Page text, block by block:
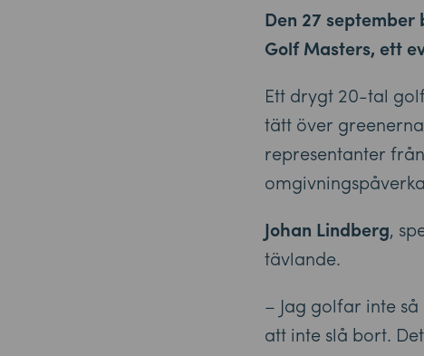
Den 27
Golf Masters, ett
Ett drygt 20-tal
tätt över
representanter
Johan Lindberg,
tävlande.
– Jag golfar inte
att inte slå bort.